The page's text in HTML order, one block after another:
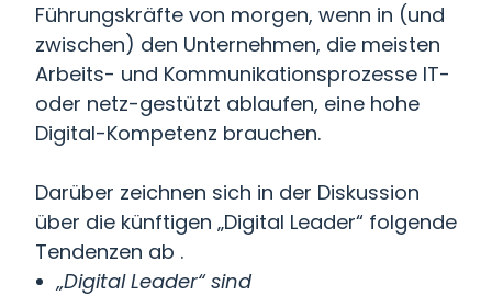
Führungskräfte von morgen, wenn in (und
zwischen) den Unternehmen, die meisten
Arbeits- und Kommunikationsprozesse IT-
oder netz-gestützt ablaufen, eine hohe
Digital-Kompetenz brauchen.
Darüber zeichnen sich in der Diskussion
über die künftigen „Digital Leader“ folgende
Tendenzen ab .
„Digital Leader“ sind